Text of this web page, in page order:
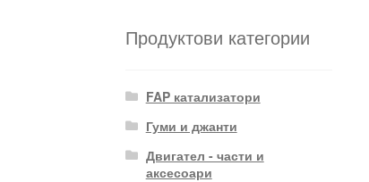
Продуктови категории
FAP катализатори
Гуми и джанти
Двигател - части и
аксесоари